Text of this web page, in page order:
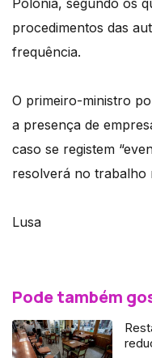
Polónia, segundo os
procedimentos das
frequência.
O primeiro-ministro
a presença de
caso se registem
resolverá no trabalho
Lusa
Pode também